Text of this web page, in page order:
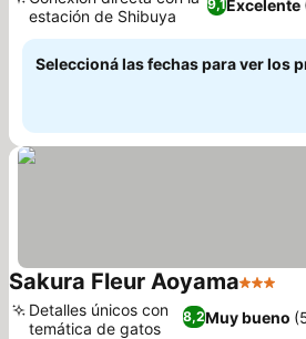
9,1Excelente
estación de Shibuya
Seleccioná las fechas para ver los
Sakura Fleur Aoyama3
8,2Muy bueno
Detalles únicos con
temática de gatos